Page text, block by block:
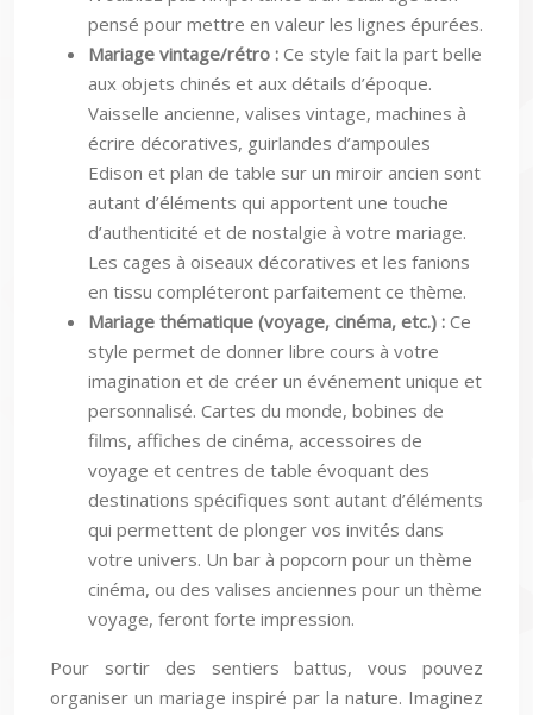
pensé pour mettre en valeur les lignes épurées.
Mariage vintage/rétro : Ce style fait la part belle
aux objets chinés et aux détails d’époque.
Vaisselle ancienne, valises vintage, machines à
écrire décoratives, guirlandes d’ampoules
Edison et plan de table sur un miroir ancien sont
autant d’éléments qui apportent une touche
d’authenticité et de nostalgie à votre mariage.
Les cages à oiseaux décoratives et les fanions
en tissu compléteront parfaitement ce thème.
Mariage thématique (voyage, cinéma, etc.) : Ce
style permet de donner libre cours à votre
imagination et de créer un événement unique et
personnalisé. Cartes du monde, bobines de
films, affiches de cinéma, accessoires de
voyage et centres de table évoquant des
destinations spécifiques sont autant d’éléments
qui permettent de plonger vos invités dans
votre univers. Un bar à popcorn pour un thème
cinéma, ou des valises anciennes pour un thème
voyage, feront forte impression.
Pour sortir des sentiers battus, vous pouvez
organiser un mariage inspiré par la nature. Imaginez